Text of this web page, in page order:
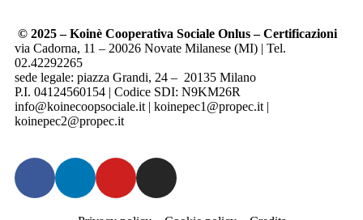
© 2025 – Koinè Cooperativa Sociale Onlus –Certificazioni
via Cadorna, 11 – 20026 Novate Milanese (MI) | Tel.
02.42292265
sede legale: piazza Grandi, 24 – 20135 Milano
P.I. 04124560154 | Codice SDI: N9KM26R
info@koinecoopsociale.it | koinepec1@propec.it |
koinepec2@propec.it